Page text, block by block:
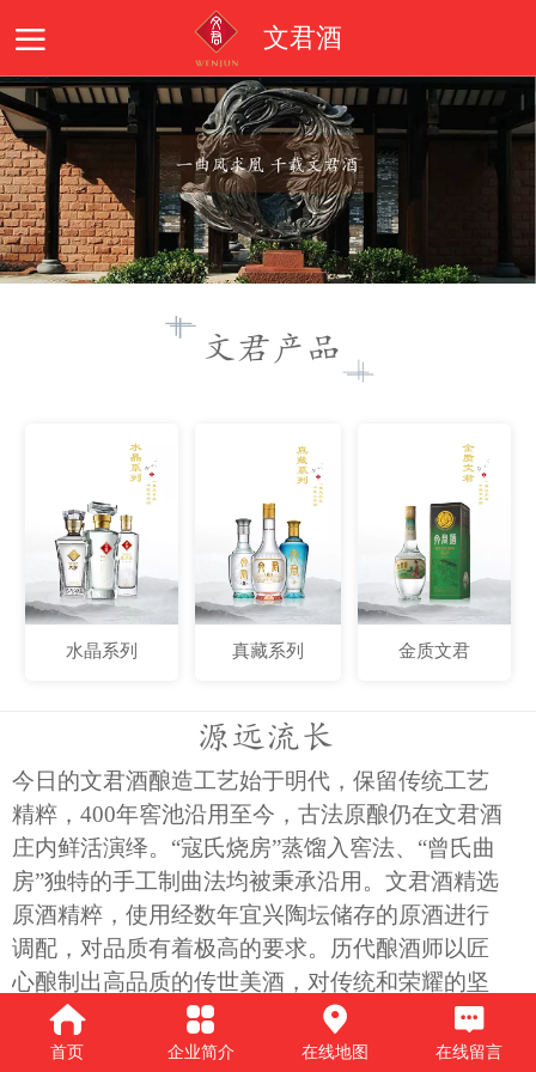
文君酒
首页 企业简介 文君品牌 产品系列 文
文君产品
水晶系列 真藏系列 金质文君
源远流长
今日的文君酒酿造工艺始于明代，保留传统工艺
精粹，400年窖池沿用至今，古法原酿仍在文君酒
庄内鲜活演绎。“寇氏烧房”蒸馏入窖法、“曾氏曲
房”独特的手工制曲法均被秉承沿用。文君酒精选
原酒精粹，使用经数年宜兴陶坛储存的原酒进行
调配，对品质有着极高的要求。历代酿酒师以匠
心酿制出高品质的传世美酒，对传统和荣耀的坚
守铸就了文君酒的精神蕴涵——高尚的是双手，
奢华的是年轮。
首页 企业简介 在线地图 在线留言